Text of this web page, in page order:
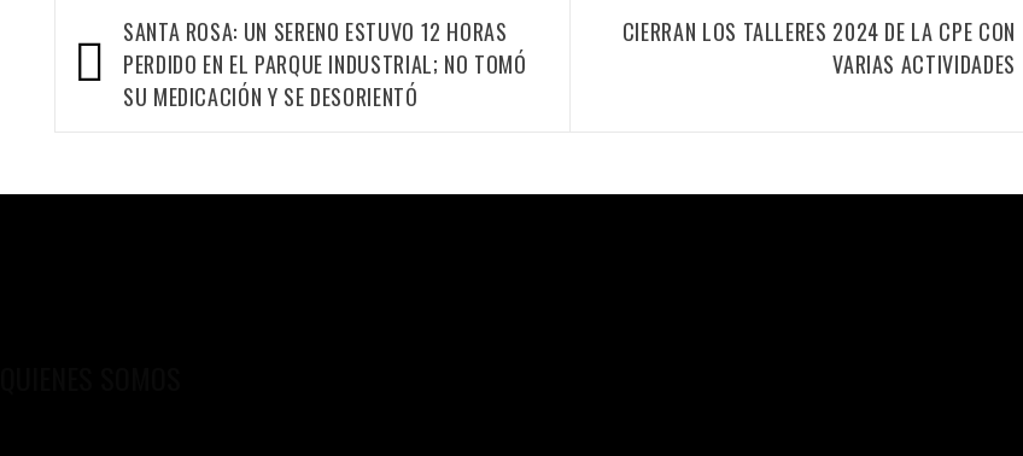
Navegación
de
entradas
SANTA ROSA: UN SERENO ESTUVO 12 HORAS
PERDIDO EN EL PARQUE INDUSTRIAL; NO TOMÓ
SU MEDICACIÓN Y SE DESORIENTÓ
CIERRAN LOS TALLERES 2024 DE LA CPE CON
VARIAS ACTIVIDADES